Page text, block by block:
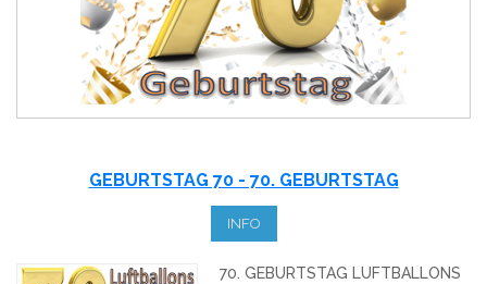
GEBURTSTAG 70 - 70. GEBURTSTAG
INFO
70. GEBURTSTAG LUFTBALLONS